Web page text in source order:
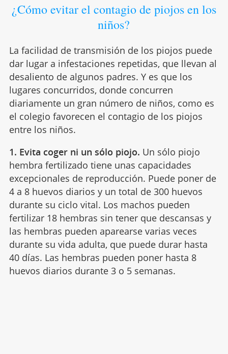
¿Cómo evitar el contagio de piojos en los
niños?
La facilidad de transmisión de los piojos puede
dar lugar a infestaciones repetidas, que llevan al
desaliento de algunos padres. Y es que los
lugares concurridos, donde concurren
diariamente un gran número de niños, como es
el colegio favorecen el contagio de los piojos
entre los niños.
1. Evita coger ni un sólo piojo. Un sólo piojo
hembra fertilizado tiene unas capacidades
excepcionales de reproducción. Puede poner de
4 a 8 huevos diarios y un total de 300 huevos
durante su ciclo vital. Los machos pueden
fertilizar 18 hembras sin tener que descansas y
las hembras pueden aparearse varias veces
durante su vida adulta, que puede durar hasta
40 días. Las hembras pueden poner hasta 8
huevos diarios durante 3 o 5 semanas.